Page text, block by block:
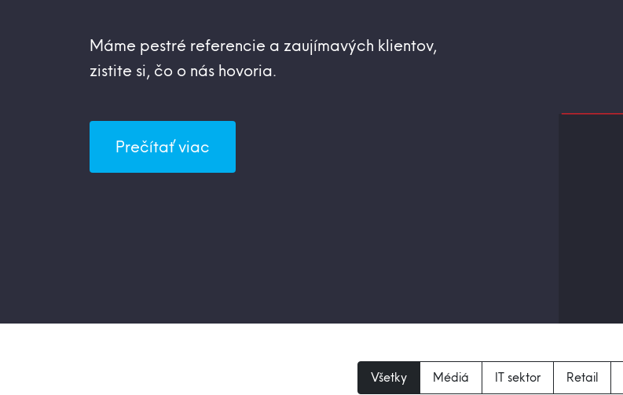
Máme pestré referencie a zaujímavých klientov,
zistite si, čo o nás hovoria.
Prečítať viac
Všetky Médiá IT sektor Retail